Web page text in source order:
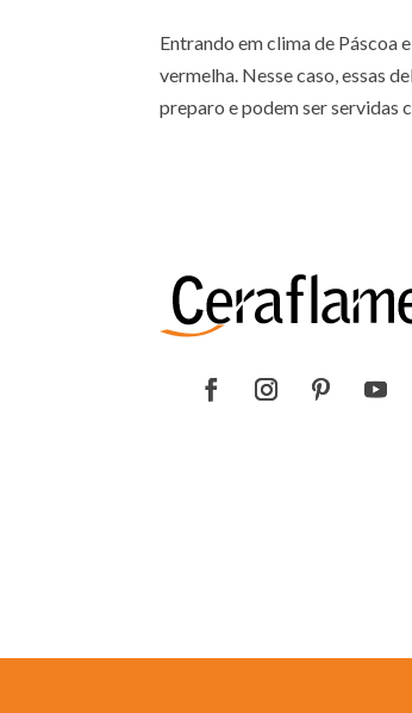
Entrando em clima de Páscoa
vermelha. Nesse caso, essas
preparo e podem ser servidas